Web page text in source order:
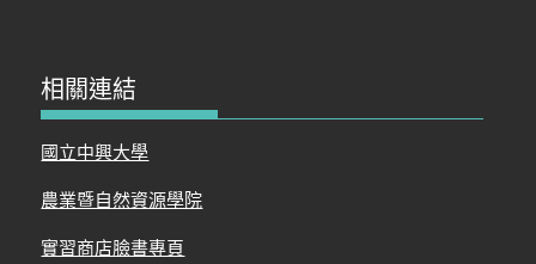
相關連結
國立中興大學
農業暨自然資源學院
實習商店臉書專頁